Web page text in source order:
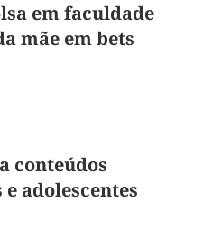
em faculdade
mãe em bets
conteúdos
adolescentes